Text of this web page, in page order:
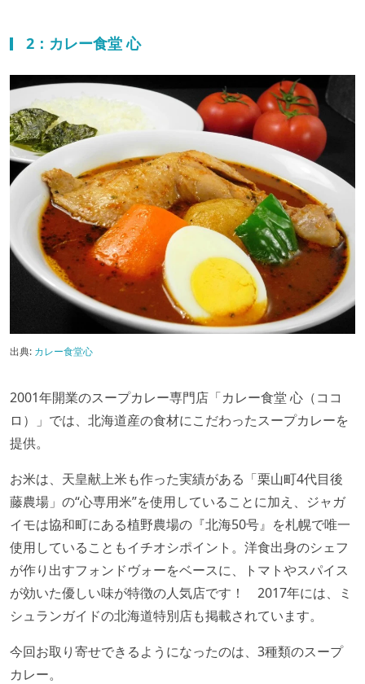
2：カレー食堂 心
出典: カレー食堂心
2001年開業のスープカレー専門店「カレー食堂 心（ココ
ロ）」では、北海道産の食材にこだわったスープカレーを
提供。
お米は、天皇献上米も作った実績がある「栗山町4代目後
藤農場」の“心専用米”を使用していることに加え、ジャガ
イモは協和町にある植野農場の『北海50号』を札幌で唯一
使用していることもイチオシポイント。洋食出身のシェフ
が作り出すフォンドヴォーをベースに、トマトやスパイス
が効いた優しい味が特徴の人気店です！ 2017年には、ミ
シュランガイドの北海道特別店も掲載されています。
今回お取り寄せできるようになったのは、3種類のスープ
カレー。